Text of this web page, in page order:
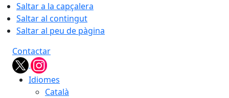
Saltar a la capçalera
Saltar al contingut
Saltar al peu de pàgina
Contactar
Idiomes
Català